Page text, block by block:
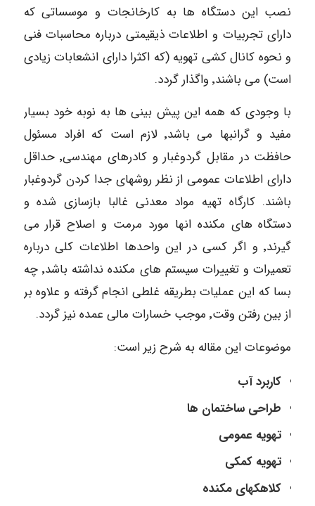
نصب این دستگاه ها به کارخانجات و موسساتی که
دارای تجربیات و اطلاعات ذیقیمتی درباره محاسبات فنی
و نحوه کانال کشی تهویه (که اکثرا دارای انشعابات زیادی
است) می باشند٬ واگذار گردد.
با وجودی که همه این پیش بینی ها به نوبه خود بسیار
مفید و گرانبها می باشد٬ لازم است که افراد مسئول
حافظت در مقابل گردوغبار و کادرهای مهندسی٬ حداقل
دارای اطلاعات عمومی از نظر روشهای جدا کردن گردوغبار
باشند. کارگاه تهیه مواد معدنی غالبا بازسازی شده و
دستگاه های مکنده انها مورد مرمت و اصلاح قرار می
گیرند٬ و اگر کسی در این واحدها اطلاعات کلی درباره
تعمیرات و تغییرات سیستم های مکنده نداشته باشد٬ چه
بسا که این عملیات بطریقه غلطی انجام گرفته و علاوه بر
از بین رفتن وقت٬ موجب خسارات مالی عمده نیز گردد.
موضوعات این مقاله به شرح زیر است:
کاربرد آب
طراحی ساختمان ها
تهویه عمومی
تهویه کمکی
کلاهکهای مکنده